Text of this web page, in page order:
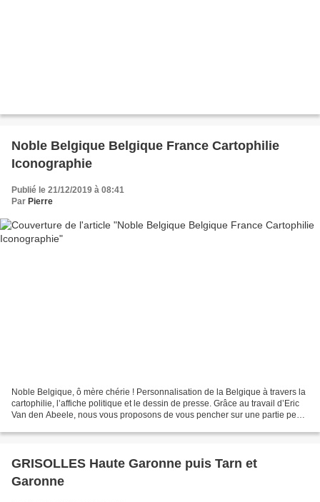
Noble Belgique Belgique France Cartophilie
Iconographie
Publié le 21/12/2019 à 08:41
Par Pierre
Noble Belgique, ô mère chérie ! Personnalisation de la Belgique à travers la
cartophilie, l’affiche politique et le dessin de presse. Grâce au travail d’Eric
Van den Abeele, nous vous proposons de vous pencher sur une partie peu
GRISOLLES Haute Garonne puis Tarn et
Garonne